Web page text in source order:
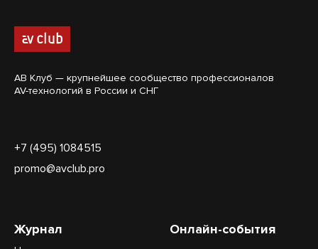
АВ Клуб — крупнейшее сообщество профессионалов
AV-технологий в России и СНГ
+7 (495) 1084515
promo@avclub.pro
Журнал Онлайн-события